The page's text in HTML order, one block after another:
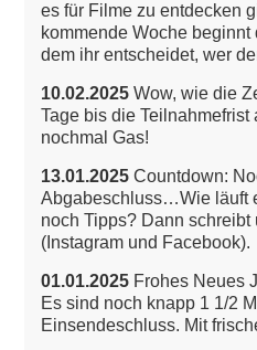
es für Filme zu entdecken
kommende Woche
dem ihr entscheidet, wer
10.02.2025 Wow, wie die
Tage bis die Teilnahmefrist
nochmal Gas!
13.01.2025 Countdown:
Abgabeschluss…Wie läuft
noch Tipps? Dann
(Instagram und Facebook).
01.01.2025 Frohes Neues
Es sind noch knapp 1 1/2
Einsendeschluss. Mit